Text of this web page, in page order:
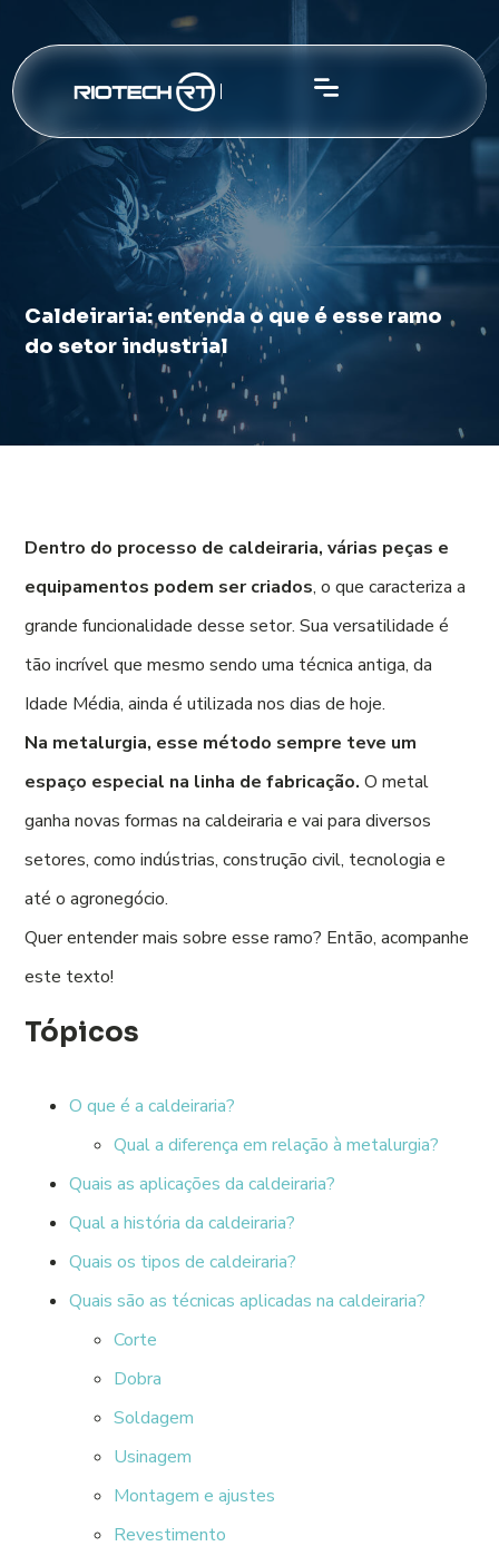
Caldeiraria: entenda o que é esse ramo
do setor industrial
Dentro do processo de caldeiraria, várias peças e
equipamentos podem ser criados, o que caracteriza a
grande funcionalidade desse setor. Sua versatilidade é
tão incrível que mesmo sendo uma técnica antiga, da
Idade Média, ainda é utilizada nos dias de hoje.
Na metalurgia, esse método sempre teve um
espaço especial na linha de fabricação.O metal
ganha novas formas na caldeiraria e vai para diversos
setores, como indústrias, construção civil, tecnologia e
até o agronegócio.
Quer entender mais sobre esse ramo? Então, acompanhe
este texto!
Tópicos
O que é a caldeiraria?
Qual a diferença em relação à metalurgia?
Quais as aplicações da caldeiraria?
Qual a história da caldeiraria?
Quais os tipos de caldeiraria?
Quais são as técnicas aplicadas na caldeiraria?
Corte
Dobra
Soldagem
Usinagem
Montagem e ajustes
Revestimento